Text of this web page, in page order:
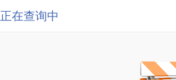
正在查询中